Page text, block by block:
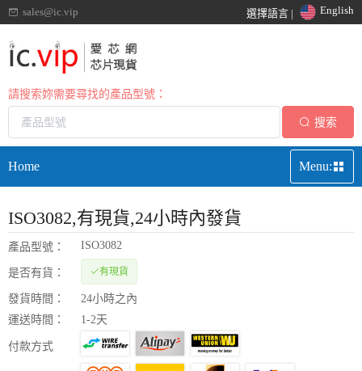
sales@ic.vip 選擇語言 | English
請搜索妳需要尋找的產品型號：
搜索
Home Menu:
ISO3082,有現貨,24小時內發貨
產品型號： ISO3082
是否有貨： 有現貨
發貨時間：
24小時之內
運送時間：
1-2天
付款方式